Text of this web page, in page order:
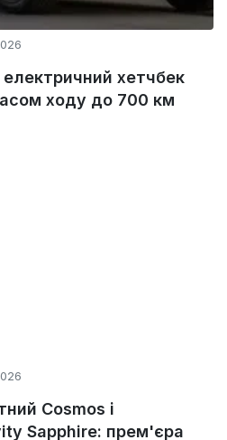
хетчбек
ходу до 700 км
Cosmos і
Sapphire: прем'єра